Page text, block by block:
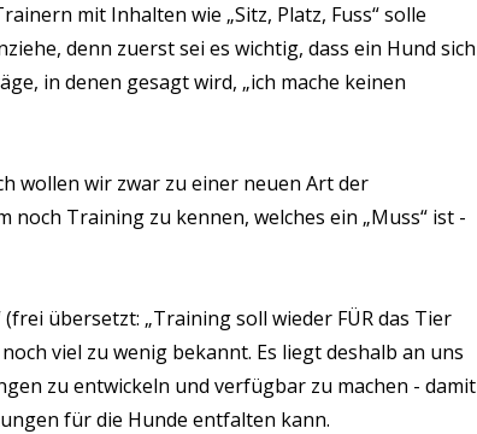
mit Inhalten wie „Sitz, Platz, Fuss“ solle
denn zuerst sei es wichtig, dass ein Hund sich
in denen gesagt wird, „ich mache keinen
wollen wir zwar zu einer neuen Art der
Training zu kennen, welches ein „Muss“ ist -
übersetzt: „Training soll wieder FÜR das Tier
viel zu wenig bekannt. Es liegt deshalb an uns
zu entwickeln und verfügbar zu machen - damit
für die Hunde entfalten kann.